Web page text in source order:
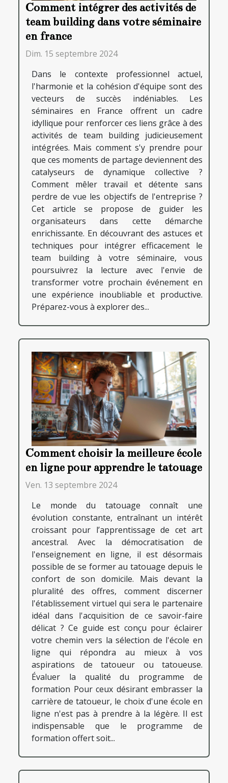
Comment intégrer des activités de
team building dans votre séminaire
en france
Dim. 15 septembre 2024
Dans le contexte professionnel actuel,
l'harmonie et la cohésion d'équipe sont des
vecteurs de succès indéniables. Les
séminaires en France offrent un cadre
idyllique pour renforcer ces liens grâce à des
activités de team building judicieusement
intégrées. Mais comment s'y prendre pour
que ces moments de partage deviennent des
catalyseurs de dynamique collective ?
Comment mêler travail et détente sans
perdre de vue les objectifs de l'entreprise ?
Cet article se propose de guider les
organisateurs dans cette démarche
enrichissante. En découvrant des astuces et
techniques pour intégrer efficacement le
team building à votre séminaire, vous
poursuivrez la lecture avec l'envie de
transformer votre prochain événement en
une expérience inoubliable et productive.
Préparez-vous à explorer des...
Comment choisir la meilleure école
en ligne pour apprendre le tatouage
Ven. 13 septembre 2024
Le monde du tatouage connaît une
évolution constante, entraînant un intérêt
croissant pour l’apprentissage de cet art
ancestral. Avec la démocratisation de
l'enseignement en ligne, il est désormais
possible de se former au tatouage depuis le
confort de son domicile. Mais devant la
pluralité des offres, comment discerner
l'établissement virtuel qui sera le partenaire
idéal dans l'acquisition de ce savoir-faire
délicat ? Ce guide est conçu pour éclairer
votre chemin vers la sélection de l'école en
ligne qui répondra au mieux à vos
aspirations de tatoueur ou tatoueuse.
Évaluer la qualité du programme de
formation Pour ceux désirant embrasser la
carrière de tatoueur, le choix d'une école en
ligne n'est pas à prendre à la légère. Il est
indispensable que le programme de
formation offert soit...